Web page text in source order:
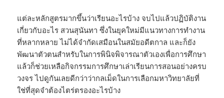
แต่ละหลักสูตรมากขึ้นว่าเรียนอะไรบ้าง จบไปแล้วปฏิบัติงาน
เกี่ยวกับอะไร สวนสุนันทา ซึ่งในยุคใหม่มีแนวทางการทำงาน
ที่หลากหลาย ไม่ได้จำกัดเสมือนในสมัยอดีตกาล และก็ยัง
พัฒนาตัวตนสำหรับในการพินิจพิจารณาตัวเองเพื่อการศึกษา
แล้วก็ช่วยเหลือกิจกรรมการศึกษาเล่าเรียนการสอนอย่างครบ
วงจร ไปดูกันเลยดีกว่าว่ากลเม็ดในการเลือกมหาวิทยาลัยที่
ใช่ที่สุดจำต้องไตร่ตรองอะไรบ้าง